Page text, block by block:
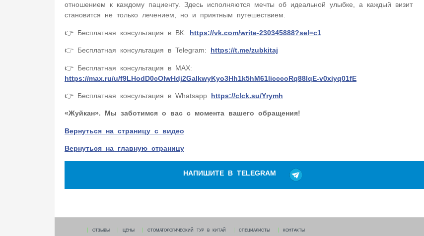
отношением к каждому пациенту. Здесь исполняются мечты об идеальной улыбке, а каждый визит
становится не только лечением, но и приятным путешествием.
👉 Бесплатная консультация в ВК: https://vk.com/write-230345888?sel=c1
👉 Бесплатная консультация в Telegram: https://t.me/zubkitaj
👉 Бесплатная консультация в MAX:
https://max.ru/u/f9LHodD0cOIwHdj2GaIkwyKyo3Hh1k5hM61licccoRq88lqE-v0xiyq01fE
👉 Бесплатная консультация в Whatsapp https://clck.su/Yrymh
«Жуйкан». Мы заботимся о вас с момента вашего обращения!
Вернуться на страницу с видео
Вернуться на главную страницу
НАПИШИТЕ В TELEGRAM
ОТЗЫВЫ ЦЕНЫ СТОМАТОЛОГИЧЕСКИЙ ТУР В КИТАЙ СПЕЦИАЛИСТЫ КОНТАКТЫ